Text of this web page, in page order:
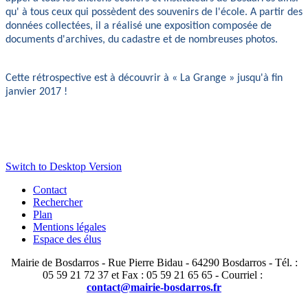
qu' à tous ceux qui possèdent des souvenirs de l'école. A partir des
données collectées, il a réalisé une exposition composée de
documents d'archives, du cadastre et de nombreuses photos.
Cette rétrospective est à découvrir à « La Grange » jusqu'à fin
janvier 2017 !
Switch to Desktop Version
Contact
Rechercher
Plan
Mentions légales
Espace des élus
Mairie de Bosdarros - Rue Pierre Bidau - 64290 Bosdarros - Tél. :
05 59 21 72 37 et Fax : 05 59 21 65 65 - Courriel :
contact@mairie-bosdarros.fr